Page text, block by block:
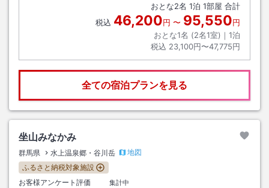
おとな2名 1泊 1部屋 合計
税込 46,200円 〜 95,550円
おとな1名 (2名1室)｜ 1泊
税込 23,100円〜47,775円
全ての宿泊プランを見る
坐山みなかみ
群馬県 水上温泉郷・谷川岳
地図
ふるさと納税対象施設
お客様アンケート評価
集計中